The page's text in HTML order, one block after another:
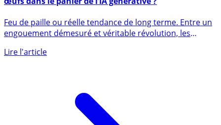
œufs dans le panier de l’IA générative ?
engouement démesuré et véritable révolution, les